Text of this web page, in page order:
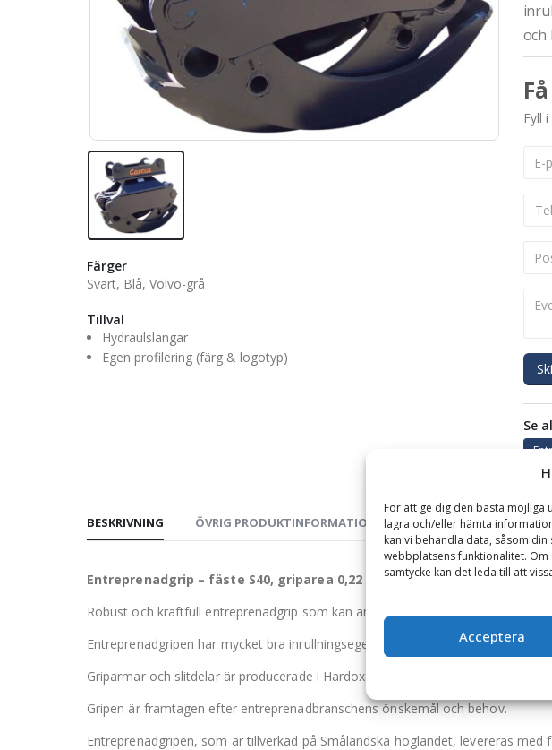
För att ge dig den bästa möjliga
lagra och/eller hämta
kan vi behandla data, såsom
webbplatsens funktionalitet.
samtycke kan det leda till att
Acceptera
Färger
Svart, Blå, Volvo-grå
Tillval
Hydraulslangar
Egen profilering (färg & logotyp)
och
Fyll
Se
BESKRIVNING ÖVRIG PRODUKTINFORMATION GARANTI
Entreprenadgrip – fäste S40, griparea 0,22 m2, max lyftförmåga 1800
Robust och kraftfull entreprenadgrip som kan användas för timmerhantering,
Entreprenadgripen har mycket bra inrullningsegenskaper och hög fyllnadsgrad.
Griparmar och slitdelar är producerade i Hardox 450 och tak i Domex 355.
Gripen är framtagen efter entreprenadbranschens önskemål och behov.
Entreprenadgripen, som är tillverkad på Småländska höglandet, levereras